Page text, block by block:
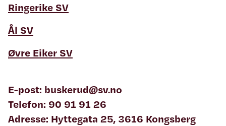
Ringerike SV
Ål SV
Øvre Eiker SV
E-post: buskerud@sv.no
Telefon: 90 91 91 26
Adresse: Hyttegata 25, 3616 Kongsberg